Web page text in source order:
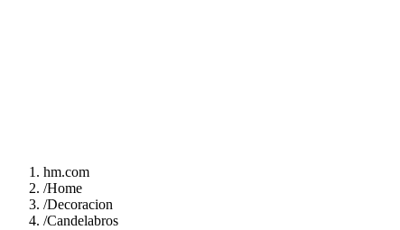
hm.com
/Home
/Decoracion
/Candelabros